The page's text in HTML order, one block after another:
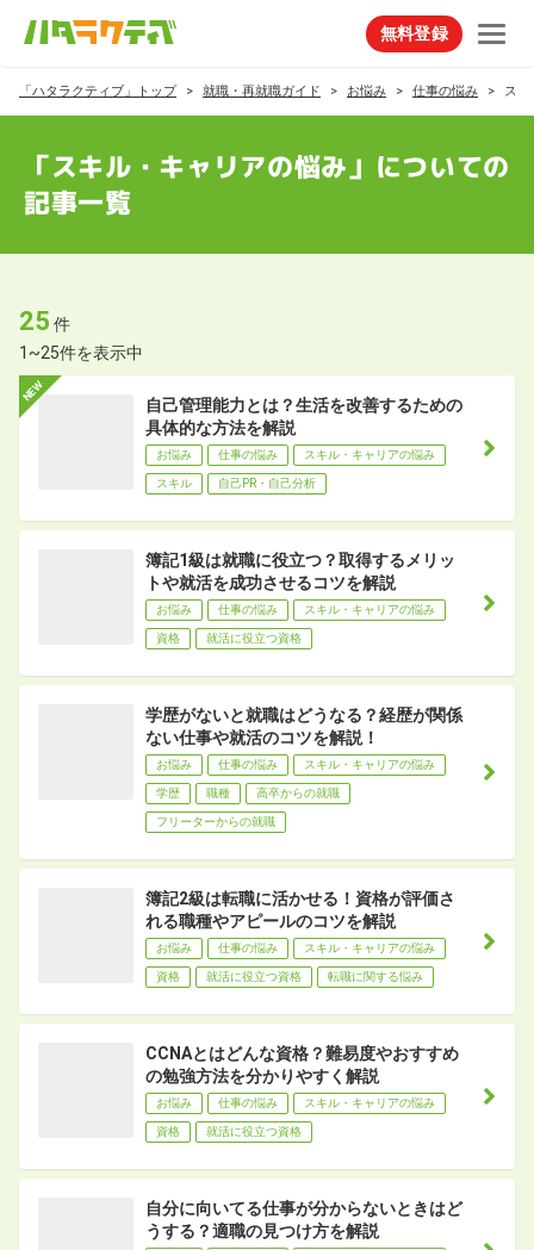
無料登録
「ハタラクティブ」トップ 就職・再就職ガイド お悩み 仕事の悩み スキ
「スキル・キャリアの悩み」についての
記事一覧
25 件
1~25件を表示中
自己管理能力とは？生活を改善するための
具体的な方法を解説
お悩み 仕事の悩み スキル・キャリアの悩み
スキル 自己PR・自己分析
簿記1級は就職に役立つ？取得するメリッ
トや就活を成功させるコツを解説
お悩み 仕事の悩み スキル・キャリアの悩み
資格 就活に役立つ資格
学歴がないと就職はどうなる？経歴が関係
ない仕事や就活のコツを解説！
お悩み 仕事の悩み スキル・キャリアの悩み
学歴 職種 高卒からの就職
フリーターからの就職
簿記2級は転職に活かせる！資格が評価さ
れる職種やアピールのコツを解説
お悩み 仕事の悩み スキル・キャリアの悩み
資格 就活に役立つ資格 転職に関する悩み
CCNAとはどんな資格？難易度やおすすめ
の勉強方法を分かりやすく解説
お悩み 仕事の悩み スキル・キャリアの悩み
資格 就活に役立つ資格
自分に向いてる仕事が分からないときはど
うする？適職の見つけ方を解説